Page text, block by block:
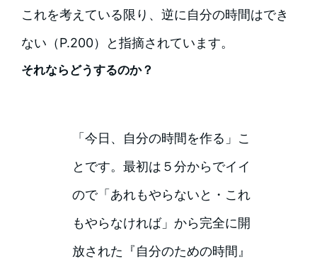
これを考えている限り、逆に自分の時間はでき
ない（P.200）と指摘されています。
それならどうするのか？
「今日、自分の時間を作る」こ
とです。最初は５分からでイイ
ので「あれもやらないと・これ
もやらなければ」から完全に開
放された『自分のための時間』